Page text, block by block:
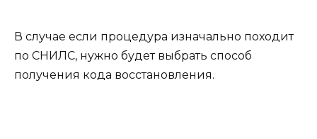
В случае если процедура изначально походит
по СНИЛС, нужно будет выбрать способ
получения кода восстановления.